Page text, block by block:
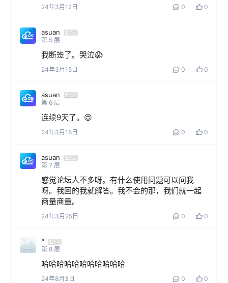
24年3月12日 0 0
asuan
Lv2
第 5 层
我断签了。哭泣😱
24年3月15日 0 0
asuan
Lv2
第 6 层
连续9天了。😍
24年3月18日 0 0
asuan
Lv2
第 7 层
感觉论坛人不多呀。有什么使用问题可以问我
呀。我回的我就解答。我不会的那，我们就一起
商量商量。
24年3月25日 0 0
°
Lv1
第 8 层
哈哈哈哈哈哈哈哈哈哈哈
24年8月3日 0 0